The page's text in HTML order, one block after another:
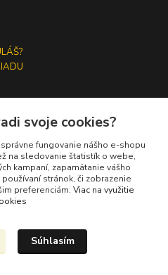
svoje cookies?
fungovanie nášho e-shopu
na sledovanie štatistík o webe,
kampaní, zapamätanie vášho
stránok, či zobrazenie
preferenciám. Viac na využitie
Súhlasím